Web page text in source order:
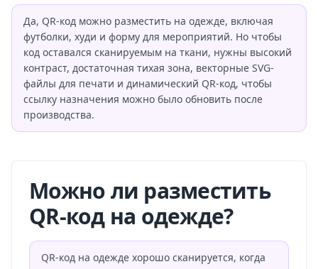
Да, QR-код можно разместить на одежде, включая
футболки, худи и форму для мероприятий. Но чтобы
код оставался сканируемым на ткани, нужны высокий
контраст, достаточная тихая зона, векторные SVG-
файлы для печати и динамический QR-код, чтобы
ссылку назначения можно было обновить после
производства.
Можно ли разместить
QR-код на одежде?
QR-код на одежде хорошо сканируется, когда